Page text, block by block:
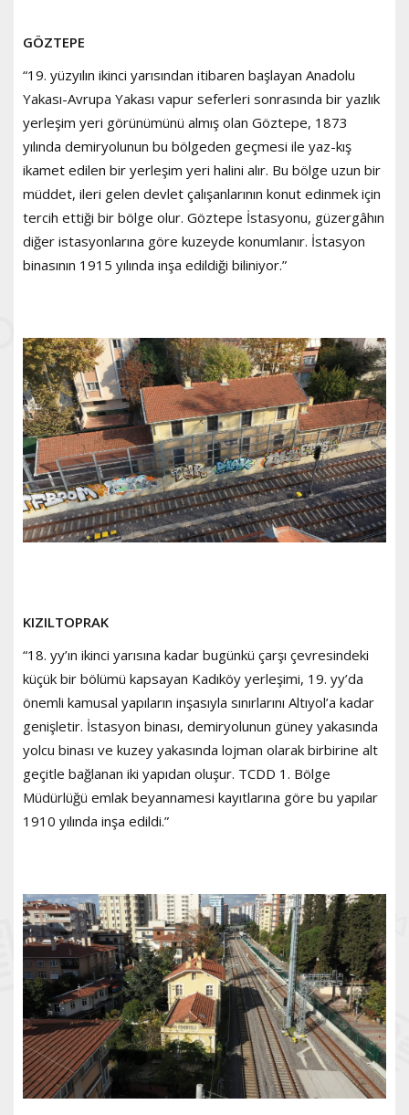
GÖZTEPE
“19. yüzyılın ikinci yarısından itibaren başlayan Anadolu
Yakası-Avrupa Yakası vapur seferleri sonrasında bir yazlık
yerleşim yeri görünümünü almış olan Göztepe, 1873
yılında demiryolunun bu bölgeden geçmesi ile yaz-kış
ikamet edilen bir yerleşim yeri halini alır. Bu bölge uzun bir
müddet, ileri gelen devlet çalışanlarının konut edinmek için
tercih ettiği bir bölge olur. Göztepe İstasyonu, güzergâhın
diğer istasyonlarına göre kuzeyde konumlanır. İstasyon
binasının 1915 yılında inşa edildiği biliniyor.”
KIZILTOPRAK
“18. yy’ın ikinci yarısına kadar bugünkü çarşı çevresindeki
küçük bir bölümü kapsayan Kadıköy yerleşimi, 19. yy’da
önemli kamusal yapıların inşasıyla sınırlarını Altıyol’a kadar
genişletir. İstasyon binası, demiryolunun güney yakasında
yolcu binası ve kuzey yakasında lojman olarak birbirine alt
geçitle bağlanan iki yapıdan oluşur. TCDD 1. Bölge
Müdürlüğü emlak beyannamesi kayıtlarına göre bu yapılar
1910 yılında inşa edildi.”